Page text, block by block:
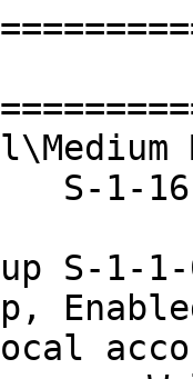
1-16-
S-1-